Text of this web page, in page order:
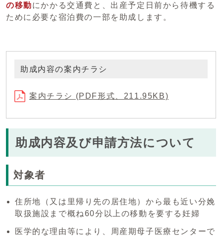
の移動にかかる交通費と、出産予定日前から待機する
ために必要な宿泊費の一部を助成します。
助成内容の案内チラシ
案内チラシ (PDF形式、211.95KB)
助成内容及び申請方法について
対象者
住所地（又は里帰り先の居住地）から最も近い分娩
取扱施設まで概ね60分以上の移動を要する妊婦
医学的な理由等により、周産期母子医療センターで